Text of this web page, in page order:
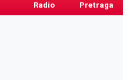
Radio Pretraga